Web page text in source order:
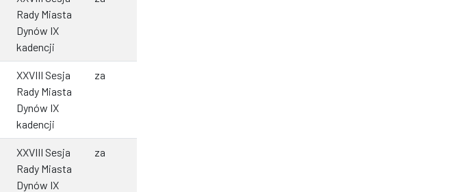
Rady Miasta
Dynów IX
kadencji
XXVIII Sesja
Rady Miasta
Dynów IX
kadencji
za
XXVIII Sesja
Rady Miasta
Dynów IX
za